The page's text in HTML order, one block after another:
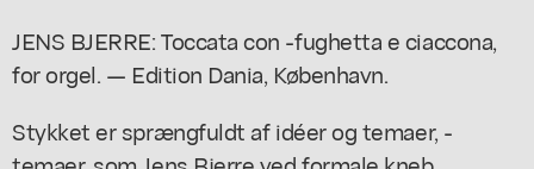
JENS BJERRE: Toccata con -fughetta e ciaccona,
for orgel. — Edition Dania, København.
Stykket er sprængfuldt af idéer og temaer, -